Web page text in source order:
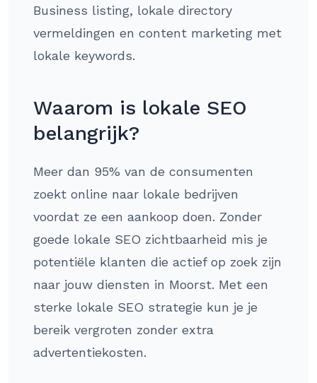
Business listing, lokale directory
vermeldingen en content marketing met
lokale keywords.
Waarom is lokale SEO
belangrijk?
Meer dan 95% van de consumenten
zoekt online naar lokale bedrijven
voordat ze een aankoop doen. Zonder
goede lokale SEO zichtbaarheid mis je
potentiële klanten die actief op zoek zijn
naar jouw diensten in Moorst. Met een
sterke lokale SEO strategie kun je je
bereik vergroten zonder extra
advertentiekosten.